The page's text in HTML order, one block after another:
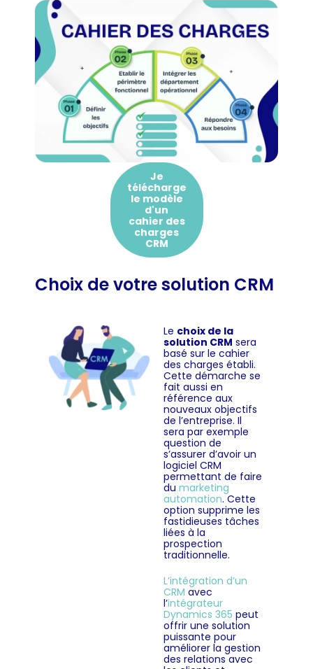
Je
télécharge
le modèle
d'un
cahier des
charges
CRM
Choix de votre solution CRM
Le choix de la
solution CRM sera
basé sur le cahier
des charges établi.
Cette démarche se
fait aussi en
référence aux
nouveaux objectifs
de l’entreprise. Il
sera par exemple
question de
s’assurer d’avoir un
logiciel CRM
permettant de faire
du marketing
automation. Cette
option supprime les
fastidieuses tâches
liées à la
prospection
traditionnelle.
L’intégration d’un
CRM avec
l’intégrateur
Dynamics 365 peut
offrir une solution
puissante pour
améliorer la gestion
des relations avec